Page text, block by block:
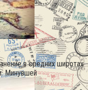
в средних широтах
Минувшей